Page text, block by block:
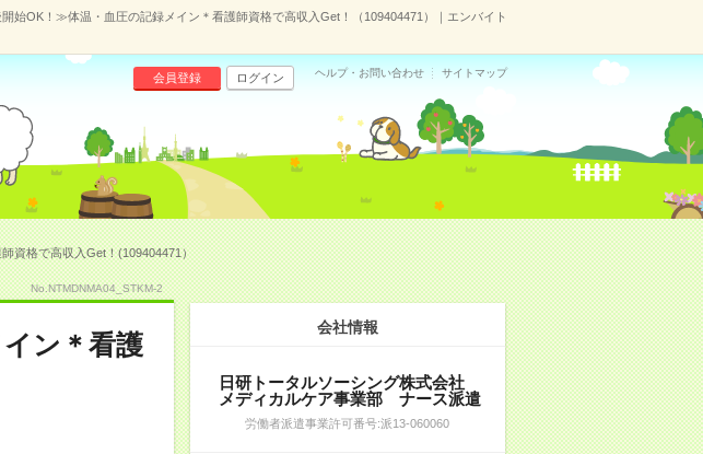
始OK！≫体温・血圧の記録メイン＊看護師資格で高収入Get！（109404471）｜エンバイト
会員登録 ログイン ヘルプ・お問い合わせ サイトマップ
資格で高収入Get！(109404471）
No.NTMDNMA04_STKM-2
ン＊看護
会社情報
日研トータルソーシング株式会社
メディカルケア事業部 ナース派遣
労働者派遣事業許可番号:派13-060060